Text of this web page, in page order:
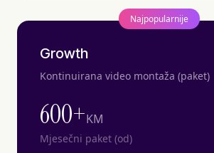
Najpopularnije
Growth
Kontinuirana video montaža (paket)
600+KM
Mjesečni paket (od)